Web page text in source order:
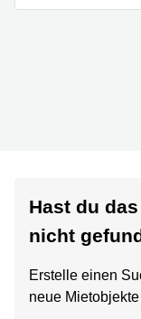
Hast du
nicht
Erstelle einen
neue